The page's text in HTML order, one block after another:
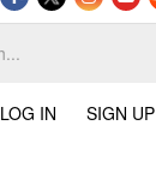
LOG IN SIGN UP